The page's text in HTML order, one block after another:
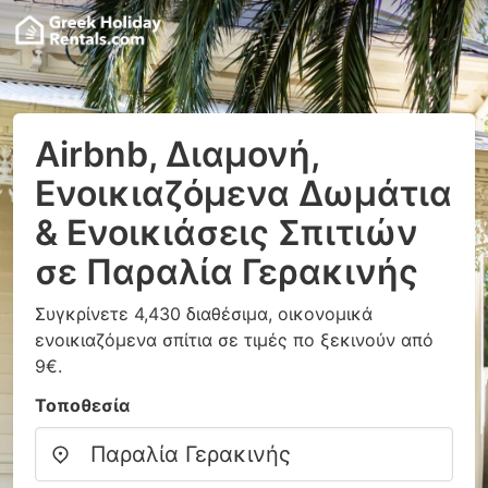
Airbnb, Διαμονή,
Ενοικιαζόμενα Δωμάτια
& Ενοικιάσεις Σπιτιών
σε Παραλία Γερακινής
Συγκρίνετε 4,430 διαθέσιμα, οικονομικά
ενοικιαζόμενα σπίτια σε τιμές πο ξεκινούν από
9€.
Τοποθεσία